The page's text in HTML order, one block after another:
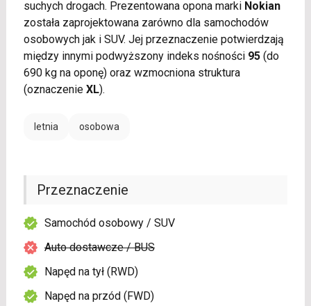
suchych drogach. Prezentowana opona marki Nokian
została zaprojektowana zarówno dla samochodów
osobowych jak i SUV. Jej przeznaczenie potwierdzają
między innymi podwyższony indeks nośności 95(do
690 kg na oponę) oraz wzmocniona struktura
(oznaczenie XL).
letnia osobowa
Przeznaczenie
Samochód osobowy / SUV
Auto dostawcze / BUS
Napęd na tył (RWD)
Napęd na przód (FWD)